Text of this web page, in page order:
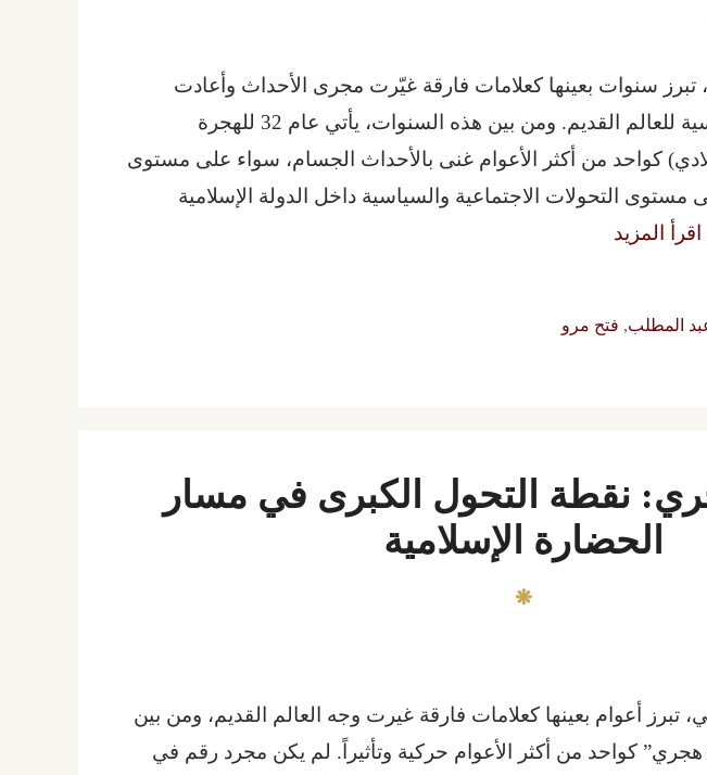
تبرز سنوات بعينها كعلامات فارقة غيّرت مجرى الأحداث وأعادت
تشكيل الخارطة الجيوسياسية للعالم القديم. ومن بين هذه السنوات، يأتي عام 32 للهجرة
لعام 652/653 ميلادي) كواحد من أكثر الأعوام غنى بالأحداث الجسام، سواء على مستوى
مستوى التحولات الاجتماعية والسياسية داخل الدولة الإسلامية
اقرأ المزيد
المطلب, فتح مرو
31 هجري: نقطة التحول الكبرى في مسار
الحضارة الإسلامية
تبرز أعوام بعينها كعلامات فارقة غيرت وجه العالم القديم، ومن بين
هذه الأعوام يبرز العام “31 هجري” كواحد من أكثر الأعوام حركية وتأثيراً. لم يكن مجرد رقم في